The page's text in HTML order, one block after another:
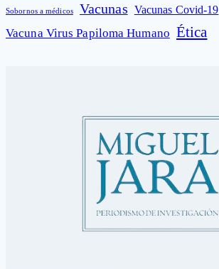
Sobornos a médicos Vacunas Vacunas Covid-19
Vacuna Virus Papiloma Humano Ética